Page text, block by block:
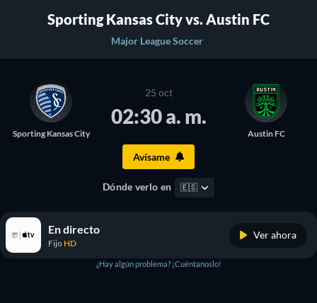
Sporting Kansas City vs. Austin FC
Major League Soccer
Sporting Kansas City
25 oct
02:30 a. m.
Austin FC
Avísame
Dónde verlo en 🇪🇸
En directo
Fijo HD
Ver ahora
¿Hay algún problema? ¡Cuéntanoslo!